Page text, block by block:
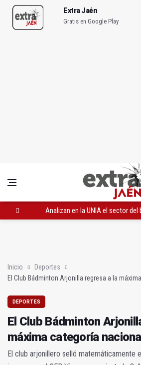
Extra Jaén
Gratis en Google Play
Analizan en la UNIA el sector
Inicio
Deportes
El Club Bádminton Arjonilla regresa a la
DEPORTES
El Club Bádminton
máxima categoría nacional
El club arjonillero selló matemáticamente